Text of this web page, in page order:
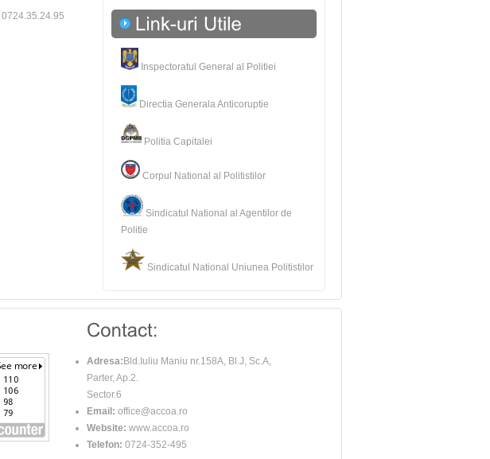
Inspectoratul General al Politiei
Directia Generala Anticoruptie
Politia Capitalei
Corpul National al Politistilor
Sindicatul National al Agentilor de
Politie
Sindicatul National Uniunea Politistilor
Adresa: Bld.Iuliu Maniu nr.158A, Bl.J, Sc.A,
Parter, Ap.2.
Sector.6
Email: office@accoa.ro
Website: www.accoa.ro
Telefon: 0724-352-495